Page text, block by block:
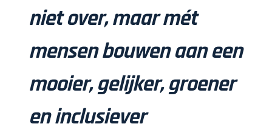
niet over, maar mét
mensen bouwen aan een
mooier, gelijker, groener
en inclusiever